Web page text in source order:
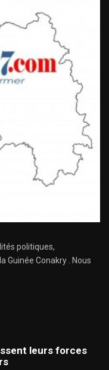
politiques,
Guinée Conakry . Nous
leurs forces